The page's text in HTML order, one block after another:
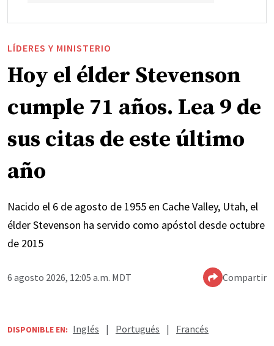
LÍDERES Y MINISTERIO
Hoy el élder Stevenson
cumple 71 años. Lea 9 de
sus citas de este último
año
Nacido el 6 de agosto de 1955 en Cache Valley, Utah, el
élder Stevenson ha servido como apóstol desde octubre
de 2015
6 agosto 2026, 12:05 a.m. MDT Compartir
DISPONIBLE EN: Inglés | Portugués | Francés